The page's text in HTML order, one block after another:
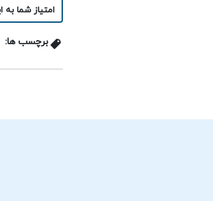
امتیاز شما به
برچسب ها: